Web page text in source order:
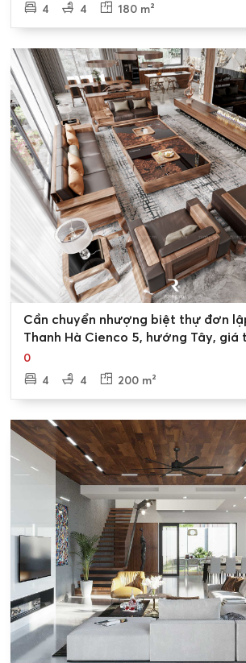
4
4 180 m²
Cần chuyển nhượng biệt thự đơn
Thanh Hà Cienco 5, hướng Tây, giá
0
4
4 200 m²